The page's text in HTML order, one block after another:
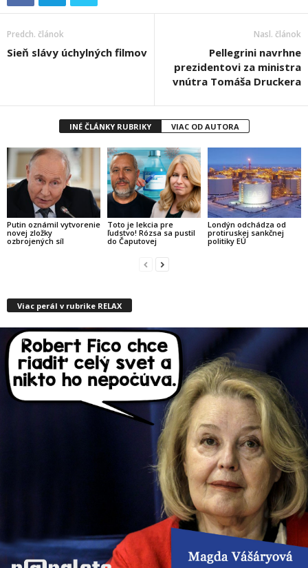
Predch. článok
Sieň slávy úchylných filmov
Nasl. článok
Pellegrini navrhne
prezidentovi za ministra
vnútra Tomáša Druckera
INÉ ČLÁNKY RUBRIKY VIAC OD AUTORA
Putin oznámil vytvorenie
novej zložky
ozbrojených síl
Toto je lekcia pre
ľudstvo! Rózsa sa pustil
do Čaputovej
Londýn odchádza od
protiruskej sankčnej
politiky EÚ
Viac perál v rubrike RELAX